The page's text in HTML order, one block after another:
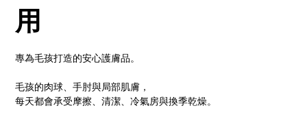
用
專為毛孩打造的安心護膚品。
毛孩的肉球、手肘與局部肌膚，
每天都會承受摩擦、清潔、冷氣房與換季乾燥。